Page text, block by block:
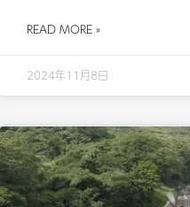
READ MORE »
2024年11月8日